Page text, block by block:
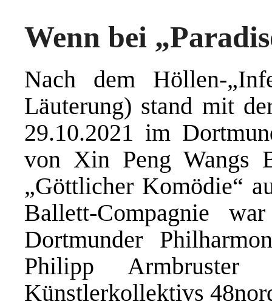
Wenn bei
Nach dem Höllen-
Läuterung) stand mit
29.10.2021 im
von Xin Peng Wangs
„Göttlicher Komödie“
Ballett-Compagnie
Dortmunder
Philipp
Künstlerkollektivs